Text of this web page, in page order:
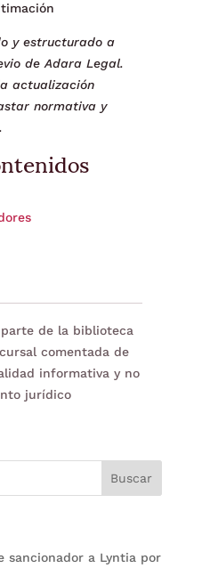
y estructurado a
de Adara Legal.
actualización
normativa y
de la biblioteca
comentada de
informativa y no
jurídico
sancionador a Lyntia por